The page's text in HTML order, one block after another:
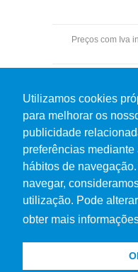
Utilizamos cookies
para melhorar os
publicidade
preferências
hábitos de
navegar,
utilização. Pode
obter mais
Preços com Iva
Política de
© 2019 Netos do Martins.